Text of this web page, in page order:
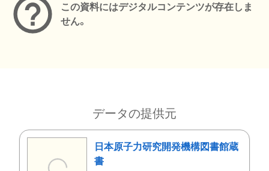
この資料にはデジタルコンテンツが存在しま
せん。
データの提供元
日本原子力研究開発機構図書館蔵
書